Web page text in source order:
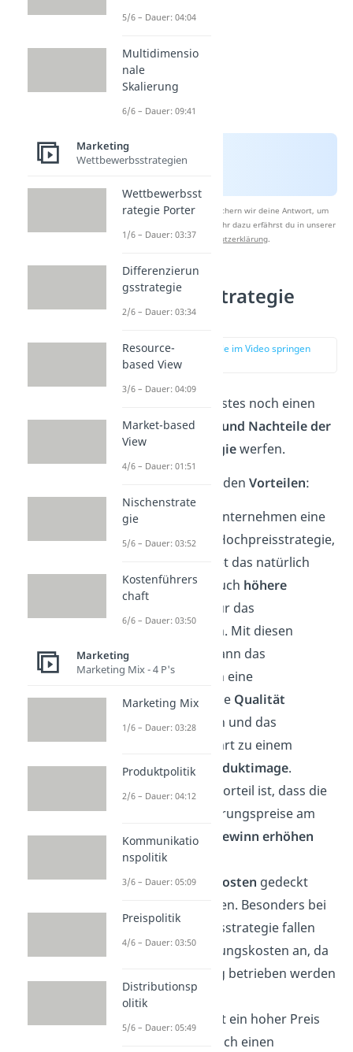
Nach Beantwortung speichern wir deine Antwort, um
Studyflix zu verbessern. Mehr dazu erfährst du in unserer
Datenschutzerklärung.
Hochpreisstrategie
Vorteile
zur Stelle im Video springen
Lass uns als nächstes noch einen
Blick auf dieVor- und Nachteile der
Hochpreisstrategiewerfen.
Beginnen wir mit den Vorteilen:
Betreibt ein Unternehmen eine
erfolgreiche Hochpreisstrategie,
dann bedeutet das natürlich
gleichzeitig auch höhere
für das
Unternehmen. Mit diesen
Einnahmen kann das
Unternehmen eine
hervorragende Qualität
gewährleisten und das
wiederum führt zu einem
positiven Produktimage.
Ein weiterer Vorteil ist, dass die
hohen Einführungspreise am
Anfang den
Gewinn erhöhen
und somit die
Einführungskosten gedeckt
werden können. Besonders bei
der Hochpreisstrategie fallen
hohe Einführungskosten an, da
viel Marketing betrieben werden
muss.
Zuletzt schafft ein hoher Preis
am Anfang auch einen
5/6 – Dauer: 04:04
Multidimensio
nale
Skalierung
6/6 – Dauer: 09:41
Marketing
Wettbewerbsstrategien
Wettbewerbsst
rategie Porter
1/6 – Dauer: 03:37
Differenzierun
gsstrategie
2/6 – Dauer: 03:34
Resource-
based View
3/6 – Dauer: 04:09
Market-based
View
4/6 – Dauer: 01:51
Nischenstrate
gie
5/6 – Dauer: 03:52
Kostenführers
chaft
6/6 – Dauer: 03:50
Marketing
Marketing Mix - 4 P's
Marketing Mix
1/6 – Dauer: 03:28
Produktpolitik
2/6 – Dauer: 04:12
Kommunikatio
nspolitik
3/6 – Dauer: 05:09
Preispolitik
4/6 – Dauer: 03:50
Distributionsp
olitik
5/6 – Dauer: 05:49